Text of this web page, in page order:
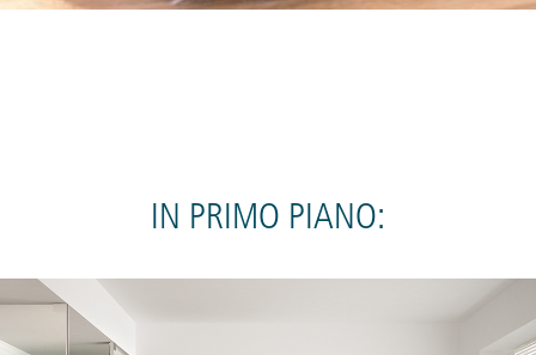
IN PRIMO PIANO: